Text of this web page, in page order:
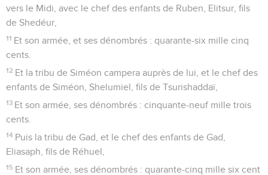
vers le Midi, avec le chef des enfants de Ruben, Elitsur, fils
de Shedéur,
11 Et son armée, et ses dénombrés : quarante-six mille cinq
cents.
12 Et la tribu de Siméon campera auprès de lui, et le chef des
enfants de Siméon, Shelumiel, fils de Tsurishaddaï,
13 Et son armée, ses dénombrés : cinquante-neuf mille trois
cents.
14 Puis la tribu de Gad, et le chef des enfants de Gad,
Eliasaph, fils de Réhuel,
15 Et son armée, ses dénombrés : quarante-cinq mille six cent